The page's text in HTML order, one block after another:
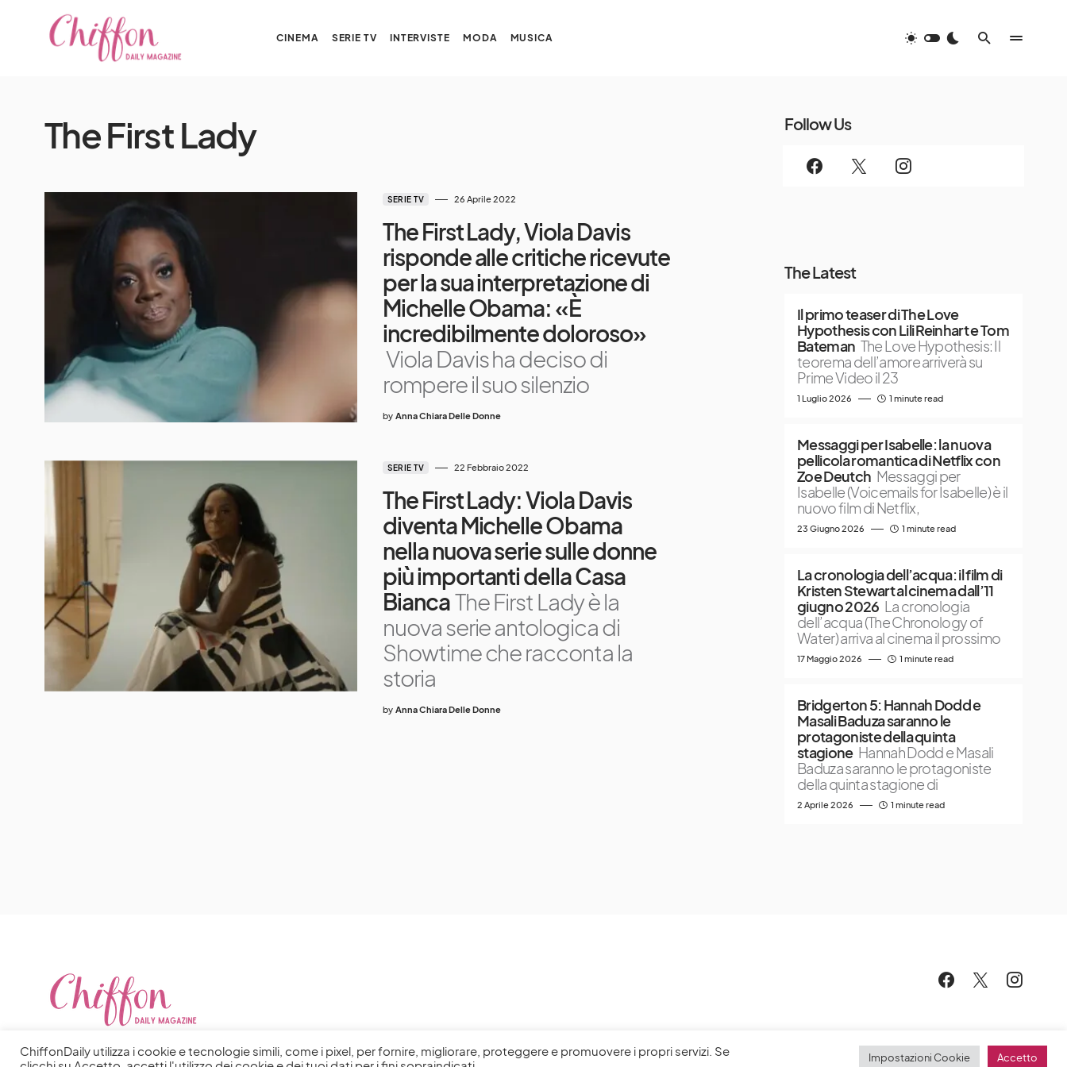
CINEMA SERIE TV INTERVISTE MODA MUSICA
The First Lady
SERIE TV 26 Aprile 2022
The First Lady, Viola Davis
risponde alle critiche ricevute
per la sua interpretazione di
Michelle Obama: «È
incredibilmente doloroso»
Viola Davis ha deciso di
rompere il suo silenzio
by Anna Chiara Delle Donne
SERIE TV 22 Febbraio 2022
The First Lady: Viola Davis
diventa Michelle Obama
nella nuova serie sulle donne
più importanti della Casa
BiancaThe First Lady è la
nuova serie antologica di
Showtime che racconta la
storia
by Anna Chiara Delle Donne
Follow Us
The Latest
Il primo teaser di The Love
Hypothesis con Lili Reinhart e Tom
Bateman The Love Hypothesis: Il
teorema dell’amore arriverà su
Prime Video il 23
1 Luglio 2026 1 minute read
Messaggi per Isabelle: la nuova
pellicola romantica di Netflix con
Zoe Deutch Messaggi per
Isabelle (Voicemails for Isabelle) è il
nuovo film di Netflix,
23 Giugno 2026 1 minute read
La cronologia dell’acqua: il film di
Kristen Stewart al cinema dall’11
giugno 2026 La cronologia
dell’acqua (The Chronology of
Water) arriva al cinema il prossimo
17 Maggio 2026 1 minute read
Bridgerton 5: Hannah Dodd e
Masali Baduza saranno le
protagoniste della quinta
stagione Hannah Dodd e Masali
Baduza saranno le protagoniste
della quinta stagione di
2 Aprile 2026 1 minute read
ChiffonDaily utilizza i cookie e tecnologie simili, come i pixel, per fornire, migliorare, proteggere e promuovere i propri servizi. Se
Impostazioni Cookie Accetto